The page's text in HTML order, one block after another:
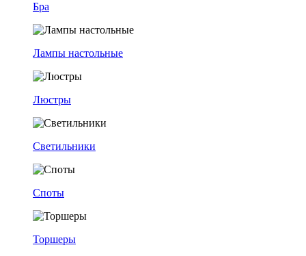
Бра
Лампы настольные
Люстры
Светильники
Споты
Торшеры